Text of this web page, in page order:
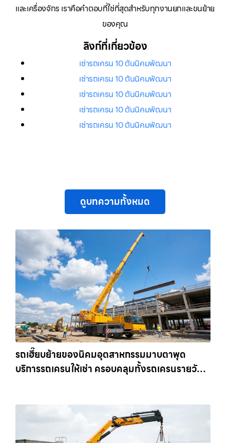
และเครื่องจักร เราคือคำตอบที่ใช่ที่สุดสำหรับทุกงานยกและขนย้าย
ของคุณ
ลิงก์ที่เกี่ยวข้อง
เช่ารถเครน 10 ตันนิคมพัฒนา
เช่ารถเครน 10 ตันนิคมพัฒนา
เช่ารถเครน 10 ตันนิคมพัฒนา
เช่ารถเครน 10 ตันนิคมพัฒนา
เช่ารถเครน 10 ตันนิคมพัฒนา
ดูบทความทั้งหมด
รถเฮี๊ยบย้ายของนิคมอุตสาหกรรมมาบตาพุด
บริการรถเครนให้เช่า ครอบคลุมทั้งรถเครนรายวัน